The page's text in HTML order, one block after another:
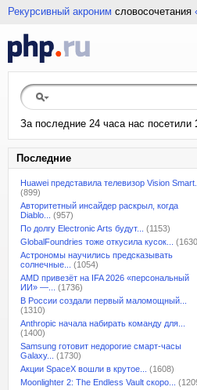
Рекурсивный акроним словосочетания
За последние 24 часа нас посетили
Последние
Huawei представила телевизор Vision Smart...
(899)
Авторитетный инсайдер раскрыл, когда
Diablo...
(957)
По долгу Electronic Arts будут...
(1153)
GlobalFoundries тоже откусила кусок...
Астрономы научились предсказывать
солнечные...
(1054)
AMD привезёт на IFA 2026 «персональный
ИИ» —...
(1736)
В России создали первый маломощный...
(1310)
Anthropic начала набирать команду для...
(1400)
Samsung готовит недорогие смарт-часы
Galaxy...
(1730)
Акции SpaceX вошли в крутое...
(1608)
Moonlighter 2: The Endless Vault скоро...